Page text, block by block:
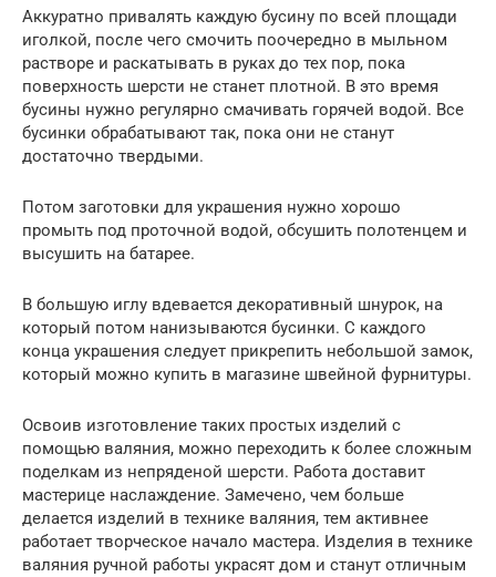
Аккуратно привалять каждую бусину по всей площади
иголкой, после чего смочить поочередно в мыльном
растворе и раскатывать в руках до тех пор, пока
поверхность шерсти не станет плотной. В это время
бусины нужно регулярно смачивать горячей водой. Все
бусинки обрабатывают так, пока они не станут
достаточно твердыми.
Потом заготовки для украшения нужно хорошо
промыть под проточной водой, обсушить полотенцем и
высушить на батарее.
В большую иглу вдевается декоративный шнурок, на
который потом нанизываются бусинки. С каждого
конца украшения следует прикрепить небольшой замок,
который можно купить в магазине швейной фурнитуры.
Освоив изготовление таких простых изделий с
помощью валяния, можно переходить к более сложным
поделкам из непряденой шерсти. Работа доставит
мастерице наслаждение. Замечено, чем больше
делается изделий в технике валяния, тем активнее
работает творческое начало мастера. Изделия в технике
валяния ручной работы украсят дом и станут отличным